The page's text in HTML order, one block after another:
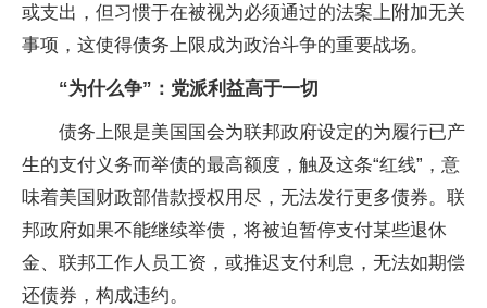
或支出，但习惯于在被视为必须通过的法案上附加无关
事项，这使得债务上限成为政治斗争的重要战场。
“为什么争”：党派利益高于一切
债务上限是美国国会为联邦政府设定的为履行已产
生的支付义务而举债的最高额度，触及这条“红线”，意
味着美国财政部借款授权用尽，无法发行更多债券。联
邦政府如果不能继续举债，将被迫暂停支付某些退休
金、联邦工作人员工资，或推迟支付利息，无法如期偿
还债券，构成违约。